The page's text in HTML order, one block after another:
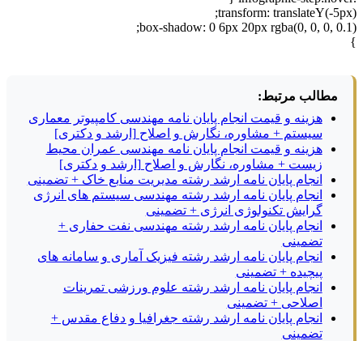
transform: translateY(-5px);
box-shadow: 0 6px 20px rgba(0, 0, 0, 0.1);
}
مطالب مرتبط:
هزینه و قیمت انجام پایان نامه مهندسی کامپیوتر معماری
سیستم + مشاوره، نگارش و اصلاح [ارشد و دکتری]
هزینه و قیمت انجام پایان نامه مهندسی عمران محیط
زیست + مشاوره، نگارش و اصلاح [ارشد و دکتری]
انجام پایان نامه ارشد رشته مدیریت منابع خاک + تضمینی
انجام پایان نامه ارشد رشته مهندسی سیستم های انرژی
گرایش تکنولوژی انرژی + تضمینی
انجام پایان نامه ارشد رشته مهندسی نفت حفاری +
تضمینی
انجام پایان نامه ارشد رشته فیزیک آماری و سامانه های
پیچیده + تضمینی
انجام پایان نامه ارشد رشته علوم ورزشی تمرینات
اصلاحی + تضمینی
انجام پایان نامه ارشد رشته جغرافیا و دفاع مقدس +
تضمینی